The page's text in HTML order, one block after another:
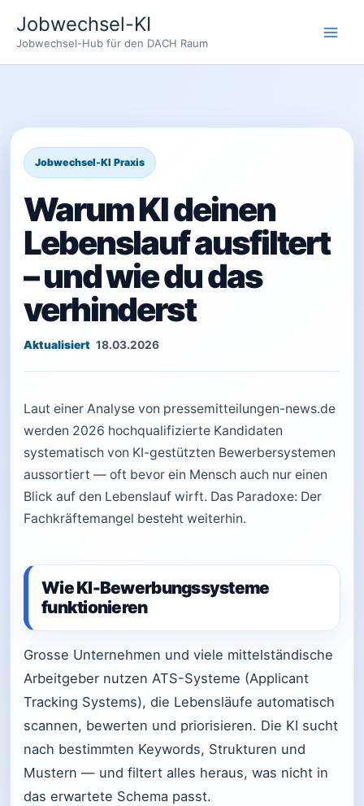
Inhalt
springen
Jobwechsel-KI
Jobwechsel-Hub für den DACH Raum
Warum KI deinen
Lebenslauf ausfiltert
– und wie du das
verhinderst
18.03.2026
Laut einer Analyse von pressemitteilungen-news.de
werden 2026 hochqualifizierte Kandidaten
systematisch von KI-gestützten Bewerbersystemen
aussortiert — oft bevor ein Mensch auch nur einen
Blick auf den Lebenslauf wirft. Das Paradoxe: Der
Fachkräftemangel besteht weiterhin.
Wie KI-Bewerbungssysteme
funktionieren
Grosse Unternehmen und viele mittelständische
Arbeitgeber nutzen ATS-Systeme (Applicant
Tracking Systems), die Lebensläufe automatisch
scannen, bewerten und priorisieren. Die KI sucht
nach bestimmten Keywords, Strukturen und
Mustern — und filtert alles heraus, was nicht in
das erwartete Schema passt.